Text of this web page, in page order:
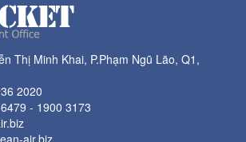
Thị Minh Khai, P.Phạm Ngũ Lão, Q1,
2020
- 1900 3173